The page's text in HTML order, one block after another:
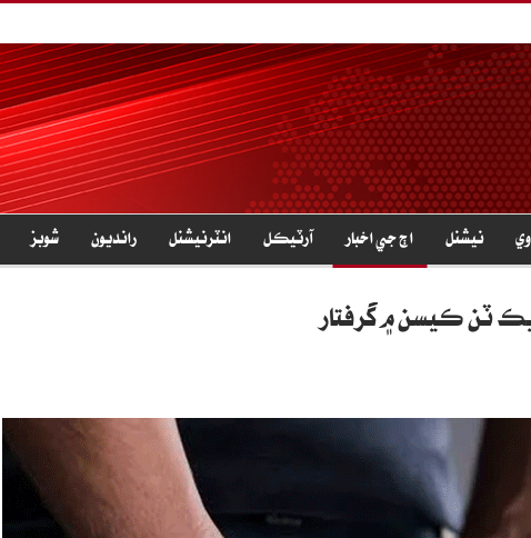
نيشنل اڄ جي اخبار آرٽيڪل انٽرنيشنل رانديون شوبز
ٽن ڪيسن ۾ گرفتار